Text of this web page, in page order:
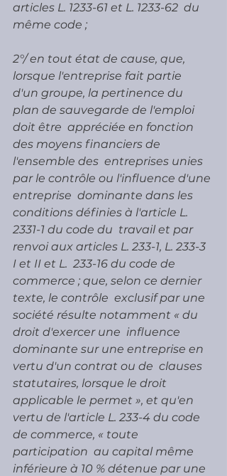
articles L. 1233-61 et L. 1233-62  du
même code ;
2°/ en tout état de cause, que,
lorsque l'entreprise fait partie
d'un groupe, la pertinence du
plan de sauvegarde de l'emploi
doit être  appréciée en fonction
des moyens financiers de
l'ensemble des  entreprises unies
par le contrôle ou l'influence d'une
entreprise  dominante dans les
conditions définies à l'article L.
2331-1 du code du  travail et par
renvoi aux articles L. 233-1, L. 233-3
I et II et L.  233-16 du code de
commerce ; que, selon ce dernier
texte, le contrôle  exclusif par une
société résulte notamment « du
droit d'exercer une  influence
dominante sur une entreprise en
vertu d'un contrat ou de  clauses
statutaires, lorsque le droit
applicable le permet », et qu'en
vertu de l'article L. 233-4 du code
de commerce, « toute
participation  au capital même
inférieure à 10 % détenue par une